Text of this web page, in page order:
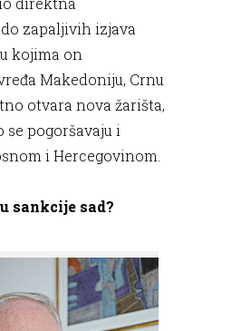
zapaljivih izjava
kojima on
Makedoniju, Crnu
otvara nova žarišta,
se pogoršavaju i
i Hercegovinom.
sankcije sad?